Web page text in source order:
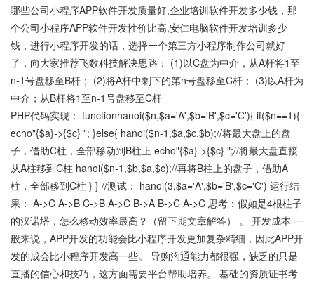
哪些公司小程序APP软件开发质量好,企业培训软件开发多少钱，那
个公司小程序APP软件开发性价比高,安仁电脑软件开发培训多少
钱，进行小程序开发的话，选择一个第三方小程序制作公司就好
了，向大家推荐飞数科技解决思路： (1)以C盘为中介，从A杆将1至
n-1号盘移至B杆； (2)将A杆中剩下的第n号盘移至C杆； (3)以A杆为
中介；从B杆将1至n-1号盘移至C杆
PHP代码实现： functionhanoi($n,$a='A',$b='B',$c='C'){ if($n==1){
echo"{$a}->{$c} "; }else{ hanoi($n-1,$a,$c,$b);//将最大盘上的盘
子，借助C柱，全部移动到B柱上 echo"{$a}->{$c} ";//将最大盘直接
从A柱移到C柱 hanoi($n-1,$b,$a,$c);//再将B柱上的盘子，借助A
柱，全部移到C柱 } } //测试： hanoi(3,$a='A',$b='B',$c='C') 运行结
果： A->C A->B C->B A->C B->A B->C A->C 思考：假如是4根柱子
的汉诺塔，怎么移动效率最高？（留下期文章解答） 。 开发成本 一
般来说，APP开发的功能会比小程序开发更加复杂精细，因此APP开
发的成会比小程序开发高一些。 导购沟通能力都很强，缺乏的只是
直播的信心和技巧，这方面需要平台帮助培养。 基础的资质证书考